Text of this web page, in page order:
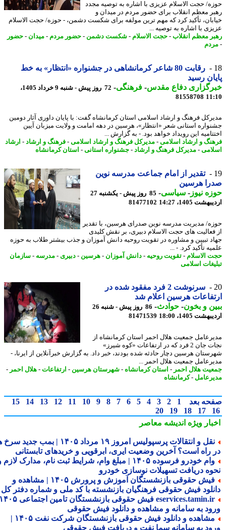
حجت الاسلام عزیزی با اشاره به توصیه مجدد
معظم انقلاب برای حضور مردم در میدان و
تأکید کرد که مهم ترین مولفه برای شکست دشمن، - حوزه/ حجت الاسلام
با اشاره به توصیه ...
معظم انقلاب-حجت الاسلام-شکست دشمن-حضور مردم- میدان- حضور
رقابت 80 شاعر کرمانشاهی در جشنواره «انتظار» به خط
رسید
دفاع مقدس-فرهنگی-
72 روز پیش - شنبه 9 خرداد 1405،
81558708
فرهنگ و ارشاد اسلامی استان کرمانشاه گفت: با پایان داوری آثار دومین
استانی شعر «انتظار»، هرسین در دهه امامت و ولایت میزبان آیین
این رویداد خواهد بود. - به گزارش ...
و ارشاد اسلامی-مدیرکل فرهنگ و ارشاد اسلامی-فرهنگ و ارشاد -ارشاد
-مدیرکل فرهنگ و ارشاد -جشنواره استانی-استان کرمانشاه
تقدیر از امام جماعت مدرسه نوین
هرسین
نیوز-سیاسی-
85 روز پیش - یکشنبه 27
1405، 14:27
81477102
مدیریت مدرسه نوین صدرای هرسین، با تقدیر
های حجت الاسلام دبیری، بر نقش کلیدی
تبیین و مشاوره در تقویت روحیه دانش آموزان و جذب بیشتر طلاب به حوزه
تأکید کرد. - ...
الاسلام-تقویت روحیه-دانش آموزان- هرسین-دبیری- مدرسه-سازمان
اسلامی
سرنوشت 2 فرد مفقود شده در
هرسین اعلام شد
و بخون-حوادث -
86 روز پیش - شنبه 26
1405، 18:00
81471539
جمعیت هلال احمر استان کرمانشاه از
نجات جان 2 فرد که در ارتفاعات «کوه شیرز»
هرسین دچار حادثه شده بودند، خبر داد. به گزارش خبرآنلاین از ایرنا، -
جمعیت هلال احمر ...
هلال احمر -استان کرمانشاه-شهرستان هرسین-ارتفاعات-هلال احمر -
-کرمانشاه
بعد 1
2
3
4
5
6
7
8
9
10
11
12
13
14
15
17
18
19
20
ویژهاندیشه معاصر
نقل و انتقالات پرسپولیس امروز ۱۹ مرداد ۱۴۰۵ | بمب جدید سرخ ها
راه است؟ آخرین وضعیت ایری، ابرقویی و خریدهای تابستانی
وام خودرو فرسوده ۱۴۰۵ | مبلغ وام، شرایط ثبت نام، مدارک لازم و
دریافت تسهیلات نوسازی خودرو
فیش حقوقی بازنشستگان آموزش و پرورش ۱۴۰۵ | مشاهده و
فیش حقوقی فرهنگیان بازنشسته با کد ملی و شماره دفتر کل
eservices.tamin.ir فیش حقوقی بازنشستگان تامین اجتماعی ۱۴۰۵ |
به سامانه و مشاهده و دانلود فیش حقوقی
مشاهده و دانلود فیش حقوقی بازنشستگان شرکت نفت ۱۴۰۵ |
به سامانه سما نفت و دریافت فیش حقوقی